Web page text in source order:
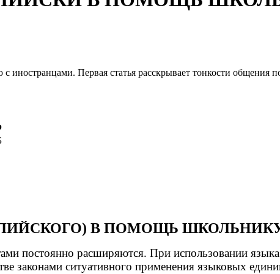
Первая статья расскрывает тонкости общения
В ПОМОЩЬ
расширяются. При использовании языка
законами ситуативного применения языковых